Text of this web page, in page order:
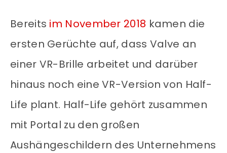
Bereits im November 2018 kamen die
ersten Gerüchte auf, dass Valve an
einer VR-Brille arbeitet und darüber
hinaus noch eine VR-Version von Half-
Life plant. Half-Life gehört zusammen
mit Portal zu den großen
Aushängeschildern des Unternehmens